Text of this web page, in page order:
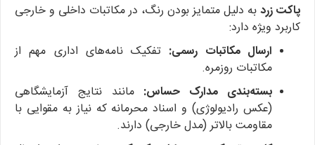
پاکت زردبه دلیل متمایز بودن رنگ، در مکاتبات داخلی و خارجی
کاربرد ویژه دارد:
ارسال مکاتبات رسمی: تفکیک نامه‌های اداری مهم از
مکاتبات روزمره.
بسته‌بندی مدارک حساس: مانند نتایج آزمایشگاهی
(عکس رادیولوژی) و اسناد محرمانه که نیاز به مقوایی با
مقاومت بالاتر (مدل خارجی) دارند.